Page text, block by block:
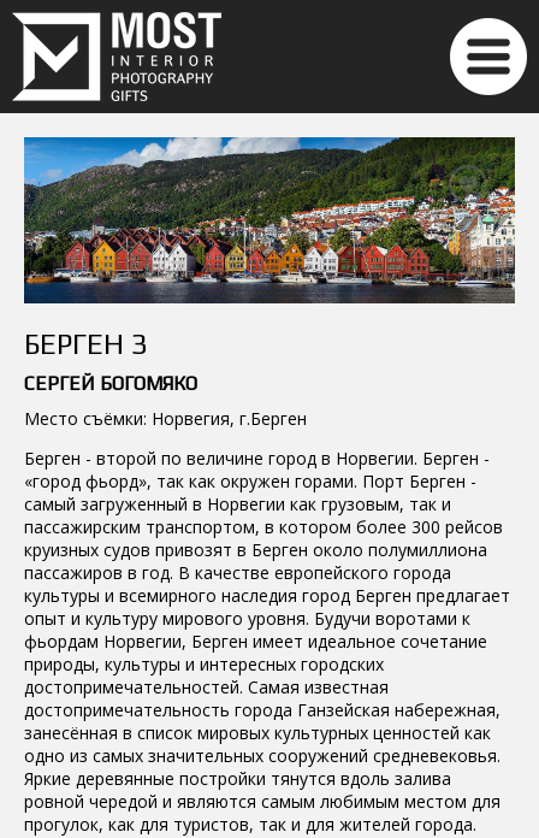
БЕРГЕН 3
СЕРГЕЙ БОГОМЯКО
Место съёмки: Норвегия, г.Берген
Берген - второй по величине город в Норвегии. Берген -
«город фьорд», так как окружен горами. Порт Берген -
самый загруженный в Норвегии как грузовым, так и
пассажирским транспортом, в котором более 300 рейсов
круизных судов привозят в Берген около полумиллиона
пассажиров в год. В качестве европейского города
культуры и всемирного наследия город Берген предлагает
опыт и культуру мирового уровня. Будучи воротами к
фьордам Норвегии, Берген имеет идеальное сочетание
природы, культуры и интересных городских
достопримечательностей. Самая известная
достопримечательность города Ганзейская набережная,
занесённая в список мировых культурных ценностей как
одно из самых значительных сооружений средневековья.
Яркие деревянные постройки тянутся вдоль залива
ровной чередой и являются самым любимым местом для
прогулок, как для туристов, так и для жителей города.